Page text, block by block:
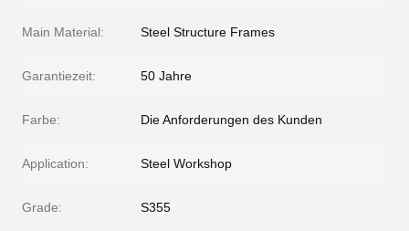
Main Material: Steel Structure Frames
Garantiezeit: 50 Jahre
Farbe: Die Anforderungen des Kunden
Application: Steel Workshop
Grade: S355